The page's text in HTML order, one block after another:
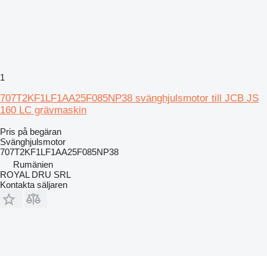
1
707T2KF1LF1AA25F085NP38 svänghjulsmotor till JCB JS
160 LC grävmaskin
Pris på begäran
Svänghjulsmotor
707T2KF1LF1AA25F085NP38
Rumänien
ROYAL DRU SRL
Kontakta säljaren